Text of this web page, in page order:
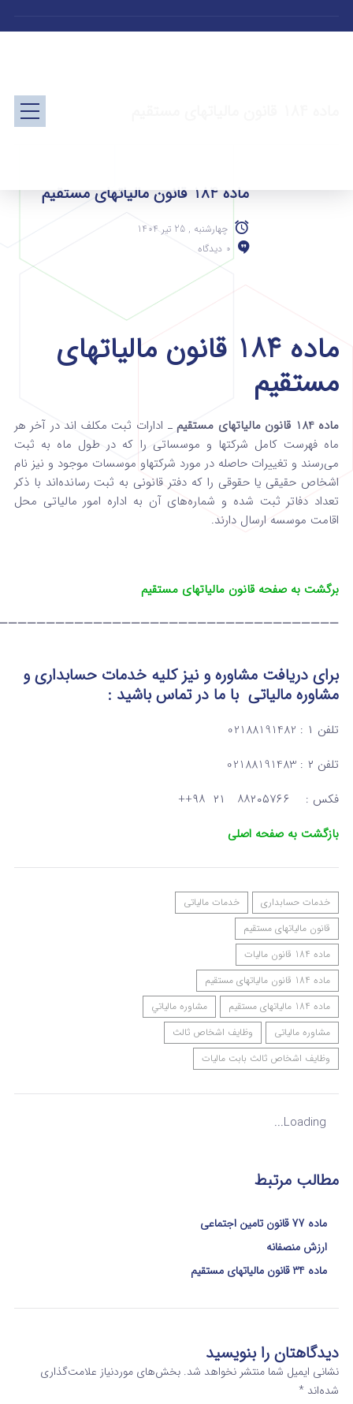
ماده 184 قانون مالیاتهای مستقیم
چهارشنبه , 25 تیر 1404
0 دیدگاه
ماده 184 قانون مالیاتهای
مستقیم
ماده 184 قانون مالیاتهای مستقیم
ـ ادارات ثبت مکلف اند در آخر هر
ماه فهرست کامل ‌شرکتها و موسساتی را که در طول ماه به ثبت
می‌رسند و تغییرات‌ حاصله در مورد شرکتها‌و موسسات موجود و نیز نام
اشخاص حقیقی یا حقوقی را که دفتر قانونی به ثبت رسانده‌اند با ذکر
تعداد دفاتر ثبت شده و شماره‌های آن به اداره امور مالیاتی محل
‌اقامت موسسه ارسال دارند.
برگشت به صفحه قانون مالیاتهای مستقیم
برای دریافت مشاوره و نیز کلیه خدمات حسابداری و
مشاوره مالیاتیبا ما در تماسباشید :
تلفن ۱ : 02188191482
تلفن ۲ : 02188191483
فکس : ۸۸۲۰۵۷۶۶ ۲۱ ۹۸++
بازگشت به صفحه اصلی
خدمات حسابداری
خدمات مالیاتی
قانون مالیاتهای مستقیم
ماده 184 قانون مالیات
ماده 184 قانون مالیاتهای مستقیم
ماده 184 مالیاتهای مستقیم
مشاوره مالياتي
مشاوره مالیاتی
وظایف اشخاص ثالث
وظایف اشخاص ثالث بابت مالیات
Loading...
مطالب مرتبط
ماده 77 قانون تامین اجتماعی
ارزش منصفانه
ماده 34 قانون مالیاتهای مستقیم
دیدگاهتان را بنویسید
نشانی ایمیل شما منتشر نخواهد شد. بخش‌های موردنیاز علامت‌گذاری
شده‌اند *